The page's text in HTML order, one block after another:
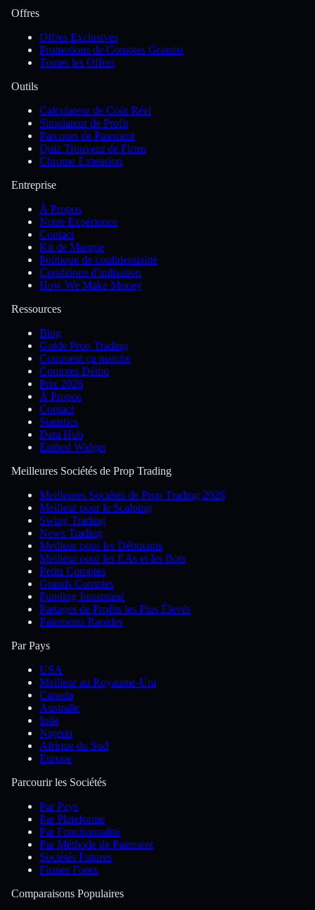
Offres
Offres Exclusives
Promotions de Comptes Gratuits
Toutes les Offres
Outils
Calculateur de Coût Réel
Simulateur de Profit
Parcours de Paiement
Quiz Trouveur de Firms
Chrome Extension
Entreprise
À Propos
Notre Expérience
Contact
Kit de Marque
Politique de confidentialité
Conditions d'utilisation
How We Make Money
Ressources
Blog
Guide Prop Trading
Comment ça marche
Comptes Démo
Prix 2026
À Propos
Contact
Statistics
Data Hub
Embed Widget
Meilleures Sociétés de Prop Trading
Meilleures Sociétés de Prop Trading 2026
Meilleur pour le Scalping
Swing Trading
News Trading
Meilleur pour les Débutants
Meilleur pour les EAs et les Bots
Petits Comptes
Grands Comptes
Funding Instantané
Partages de Profits les Plus Élevés
Paiements Rapides
Par Pays
USA
Meilleur au Royaume-Uni
Canada
Australie
Inde
Nigeria
Afrique du Sud
Europe
Parcourir les Sociétés
Par Pays
Par Plateforme
Par Fonctionnalité
Par Méthode de Paiement
Sociétés Futures
Firmes Forex
Comparaisons Populaires